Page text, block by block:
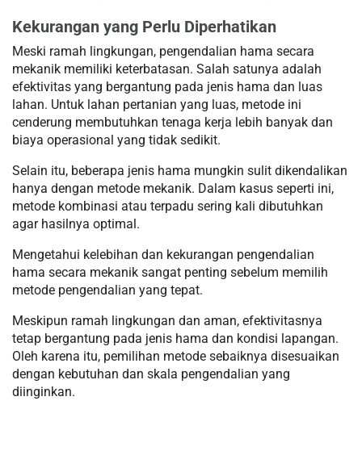
Kekurangan yang Perlu Diperhatikan
Meski ramah lingkungan, pengendalian hama secara
mekanik memiliki keterbatasan. Salah satunya adalah
efektivitas yang bergantung pada jenis hama dan luas
lahan. Untuk lahan pertanian yang luas, metode ini
cenderung membutuhkan tenaga kerja lebih banyak dan
biaya operasional yang tidak sedikit.
Selain itu, beberapa jenis hama mungkin sulit dikendalikan
hanya dengan metode mekanik. Dalam kasus seperti ini,
metode kombinasi atau terpadu sering kali dibutuhkan
agar hasilnya optimal.
Mengetahui kelebihan dan kekurangan pengendalian
hama secara mekanik sangat penting sebelum memilih
metode pengendalian yang tepat.
Meskipun ramah lingkungan dan aman, efektivitasnya
tetap bergantung pada jenis hama dan kondisi lapangan.
Oleh karena itu, pemilihan metode sebaiknya disesuaikan
dengan kebutuhan dan skala pengendalian yang
diinginkan.